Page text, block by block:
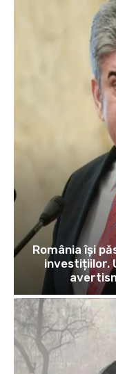
România își
investițiilor.